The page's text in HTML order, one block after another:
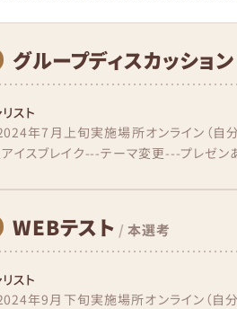
グループディスカッション
スト
年7月上旬実施場所オンライン（自
イスブレイク---テーマ変更---プレゼン
WEBテスト / 本選考
スト
年9月下旬実施場所オンライン（自